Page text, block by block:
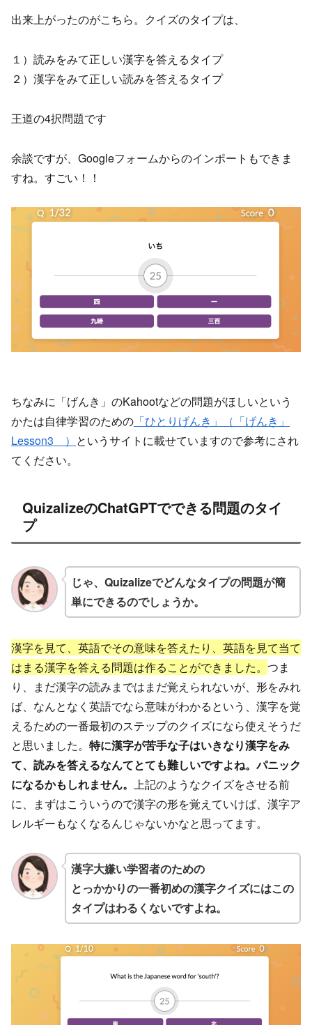
出来上がったのがこちら。クイズのタイプは、
１）読みをみて正しい漢字を答えるタイプ
２）漢字をみて正しい読みを答えるタイプ
王道の4択問題です
余談ですが、Googleフォームからのインポートもできま
すね。すごい！！
ちなみに「げんき」のKahootなどの問題がほしいという
かたは自律学習のための 「ひとりげんき」（「げんき」
Lesson3 ） というサイトに載せていますので参考にされ
てください。
QuizalizeのChatGPTでできる問題のタイ
プ
じゃ、Quizalizeでどんなタイプの問題が簡
単にできるのでしょうか。
漢字を見て、英語でその意味を答えたり、英語を見て当て
はまる漢字を答える問題は作ることができました。 つま
り、まだ漢字の読みまではまだ覚えられないが、形をみれ
ば、なんとなく英語でなら意味がわかるという、漢字を覚
えるための一番最初のステップのクイズになら使えそうだ
と思いました。 特に漢字が苦手な子はいきなり漢字をみ
て、読みを答えるなんてとても難しいですよね。パニック
になるかもしれません。 上記のようなクイズをさせる前
に、まずはこういうので漢字の形を覚えていけば、漢字ア
レルギーもなくなるんじゃないかなと思ってます。
漢字大嫌い学習者のための
とっかかりの一番初めの漢字クイズにはこの
タイプはわるくないですよね。